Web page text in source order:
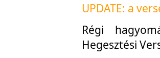
UPDATE: a
Régi
Hegesztési